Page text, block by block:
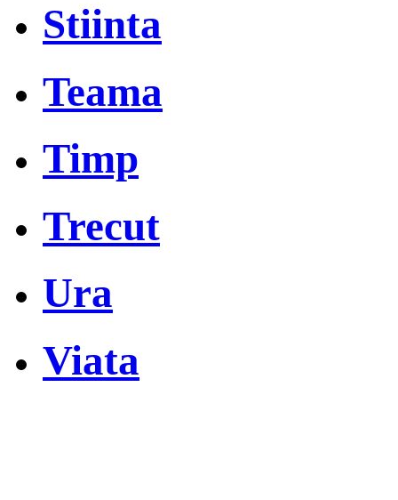
Stiinta
Teama
Timp
Trecut
Ura
Viata